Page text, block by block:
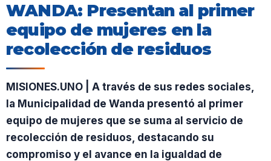
WANDA: Presentan al primer
equipo de mujeres en la
recolección de residuos
MISIONES.UNO | A través de sus redes sociales,
la Municipalidad de Wanda presentó al primer
equipo de mujeres que se suma al servicio de
recolección de residuos, destacando su
compromiso y el avance en la igualdad de